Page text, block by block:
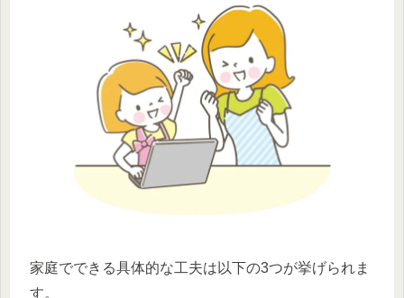
家庭でできる具体的な工夫は以下の3つが挙げられま
す。